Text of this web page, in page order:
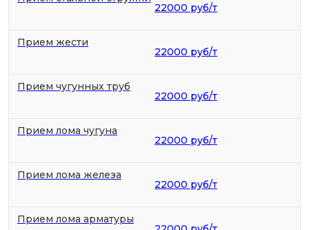
22000 руб/т
Прием жести
22000 руб/т
Прием чугунных труб
22000 руб/т
Прием лома чугуна
22000 руб/т
Прием лома железа
22000 руб/т
Прием лома арматуры